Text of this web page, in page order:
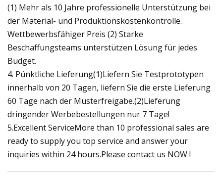
(1) Mehr als 10 Jahre professionelle Unterstützung bei
der Material- und Produktionskostenkontrolle.
Wettbewerbsfähiger Preis (2) Starke
Beschaffungsteams unterstützen Lösung für jedes
Budget.
4. Pünktliche Lieferung(1)Liefern Sie Testprototypen
innerhalb von 20 Tagen, liefern Sie die erste Lieferung
60 Tage nach der Musterfreigabe.(2)Lieferung
dringender Werbebestellungen nur 7 Tage!
5.Excellent ServiceMore than 10 professional sales are
ready to supply you top service and answer your
inquiries within 24 hours.Please contact us NOW !